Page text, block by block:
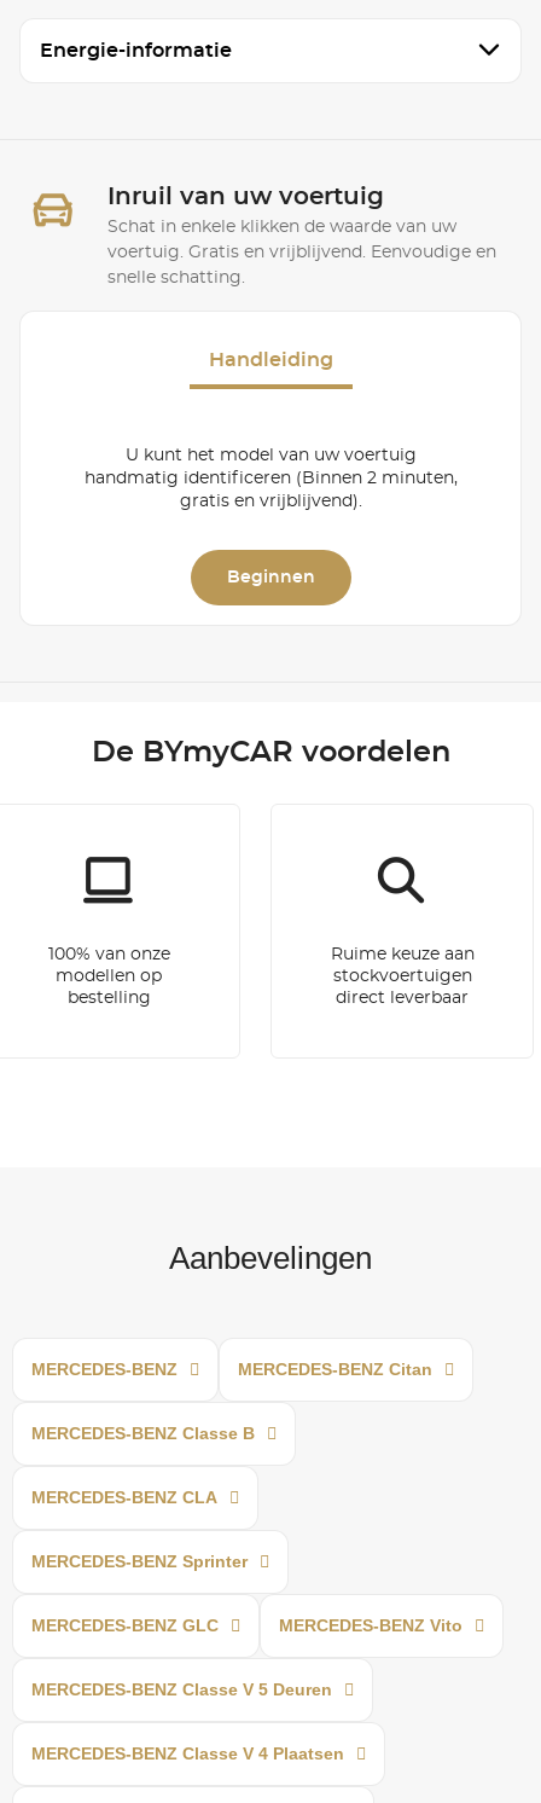
Energie-informatie
Inruil van uw voertuig
Schat in enkele klikken de waarde van uw
voertuig. Gratis en vrijblijvend. Eenvoudige en
snelle schatting.
Handleiding
U kunt het model van uw voertuig
handmatig identificeren (Binnen 2 minuten,
gratis en vrijblijvend).
Beginnen
De BYmyCAR voordelen
100% van onze
modellen op
bestelling
Ruime keuze aan
stockvoertuigen
direct leverbaar
Aanbevelingen
MERCEDES-BENZ MERCEDES-BENZ Citan
MERCEDES-BENZ Classe B
MERCEDES-BENZ CLA
MERCEDES-BENZ Sprinter
MERCEDES-BENZ GLC MERCEDES-BENZ Vito
MERCEDES-BENZ Classe V 5 Deuren
MERCEDES-BENZ Classe V 4 Plaatsen